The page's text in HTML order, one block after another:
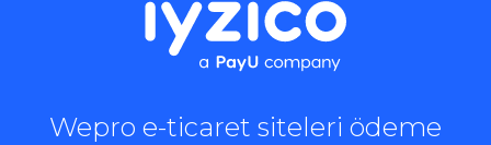
Wepro e-ticaret siteleri ödeme